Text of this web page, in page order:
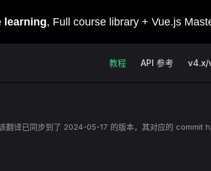
教程 API 参考 v4.x/
翻译已同步到了 2024-05-17 的版本，其对应的 commit